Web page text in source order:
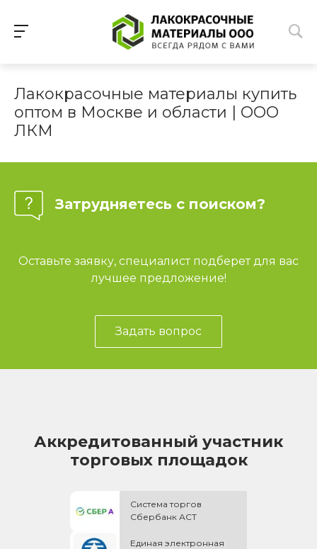
Лакокрасочные материалы купить
оптом в Москве и области | ООО
ЛКМ
Затрудняетесь с поиском?
Оставьте заявку, специалист подберет для вас
лучшее предложение!
Задать вопрос
Аккредитованный участник
торговых площадок
Система торгов
Сбербанк АСТ
Единая электронная